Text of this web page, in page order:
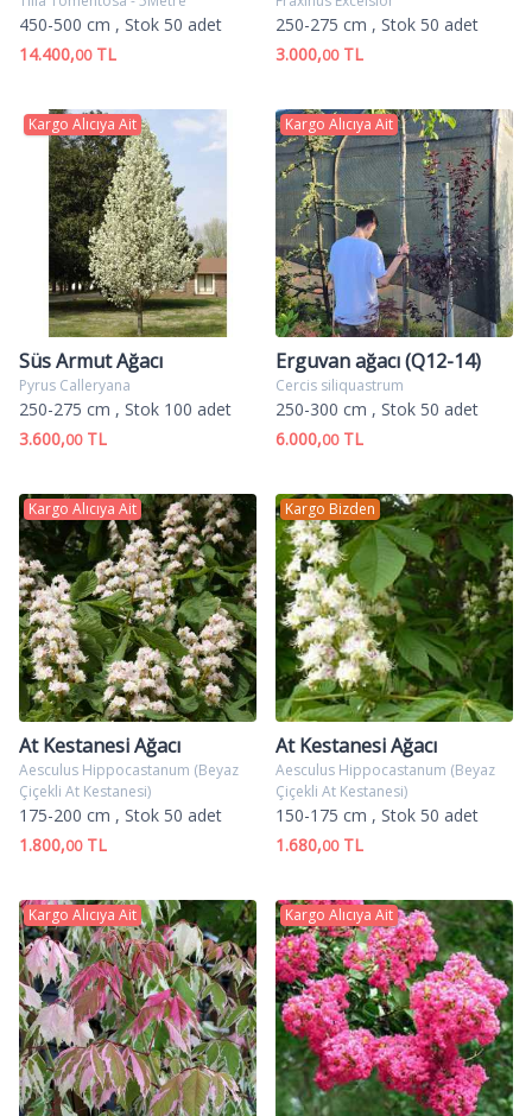
450-500 cm , Stok 50 adet
14.400,00TL
250-275 cm , Stok 50 adet
3.000,00TL
Kargo Alıcıya Ait
Süs Armut Ağacı
Pyrus Calleryana
250-275 cm , Stok 100 adet
3.600,00TL
Kargo Alıcıya Ait
Erguvan ağacı (Q12-14)
Cercis siliquastrum
250-300 cm , Stok 50 adet
6.000,00TL
Kargo Alıcıya Ait
At Kestanesi Ağacı
Aesculus Hippocastanum (Beyaz
Çiçekli At Kestanesi)
175-200 cm , Stok 50 adet
1.800,00TL
Kargo Bizden
At Kestanesi Ağacı
Aesculus Hippocastanum (Beyaz
Çiçekli At Kestanesi)
150-175 cm , Stok 50 adet
1.680,00TL
Kargo Alıcıya Ait Kargo Alıcıya Ait